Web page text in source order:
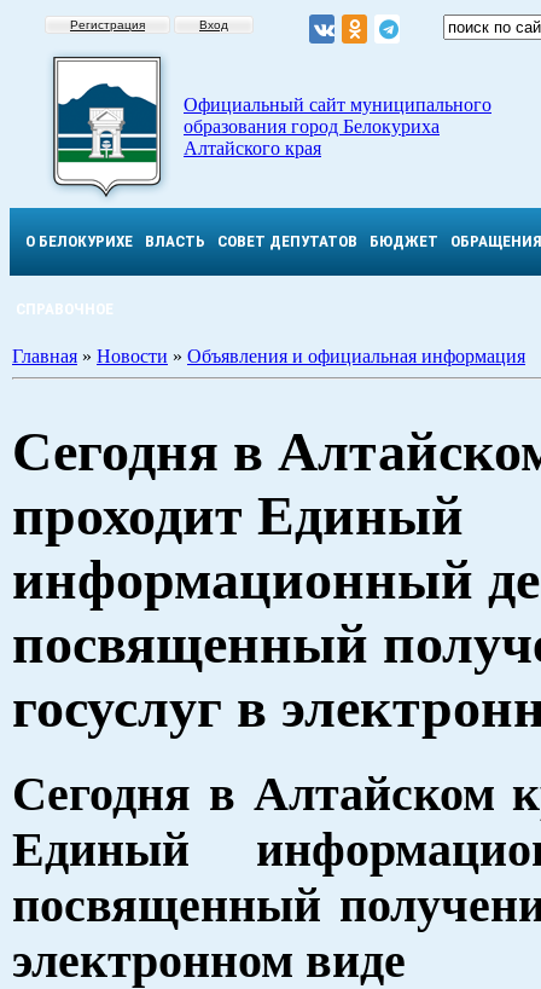
Регистрация Вход
Официальный сайт муниципального
образования город Белокуриха
Алтайского края
О БЕЛОКУРИХЕ ВЛАСТЬ СОВЕТ ДЕПУТАТОВ БЮДЖЕТ ОБРАЩЕНИЯ
СПРАВОЧНОЕ
Главная » Новости » Объявления и официальная информация
Сегодня в
проходит Единый
информационный
посвященный
госуслуг в
Сегодня в Алтайском
Единый
посвященный
электронном виде